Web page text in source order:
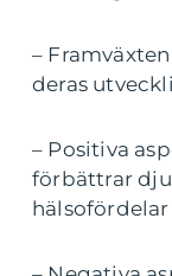
–
deras
– Positiva
förbättrar
hälsofördelar